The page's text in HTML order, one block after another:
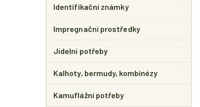
Identifikační známky
Impregnační prostředky
Jídelní potřeby
Kalhoty, bermudy, kombinézy
Kamuflážní potřeby